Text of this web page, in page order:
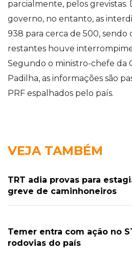
parcialmente, pelos grevistas.
governo, no entanto, as
938 para cerca de 500,
restantes houve
Segundo o ministro-chefe da
Padilha, as informações são
PRF espalhados pelo país.
VEJA TAMBÉM
TRT adia provas para
greve de caminhoneiros
Temer entra com ação no
rodovias do país